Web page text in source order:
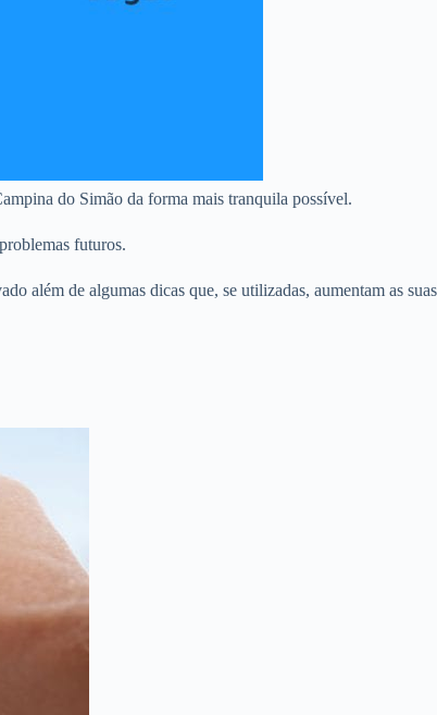
do Simão da forma mais tranquila possível.
futuros.
além de algumas dicas que, se utilizadas, aumentam as suas